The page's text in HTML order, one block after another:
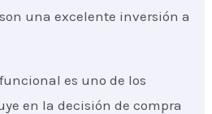
una excelente inversión a
es uno de los
en la decisión de compra